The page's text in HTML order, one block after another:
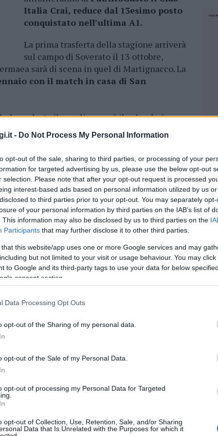
- Do Not Process My Personal Information
opt-out of the sale, sharing to third parties, or processing of your
for targeted advertising by us, please use the below opt-out
selection. Please note that after your opt-out request is processed
interest-based ads based on personal information utilized by us
to third parties prior to your opt-out. You may separately
of your personal information by third parties on the IAB’s list of
This information may also be disclosed by us to third parties on the
Participants that may further disclose it to other third parties.
that this website/app uses one or more Google services and may
but not limited to your visit or usage behaviour. You may
to Google and its third-party tags to use your data for below
consent section.
Data Processing Opt Outs
opt-out of the Sharing of my personal data.
opt-out of the Sale of my Personal Data.
opt-out of processing my Personal Data for Targeted
opt-out of Collection, Use, Retention, Sale, and/or Sharing
Data that Is Unrelated with the Purposes for which it
Italia Crai, reduce dal 13esimo posto
conquistato nell’ultima A1.
La prima trasferta della stagione arriverà
sul campo di Soverato il 13 ottobre,
sarà di scena in quel di Martignacco. La
con il match in casa di San
Anile analizza così il calendario
fatto di poter
affrontare la prima partita
vittoria rappresenterebbe un buon viatico
vogliamo assolutamente cancellare dalla
lasciato dall’ultima stagione. Valuto
subito il Club Italia: si tratta
lo più rinnovata, che dovrà ancora
nel girone di ritorno, mentre in
scotto dell’inesperienza. Questo, però,non
sottogamba”.
dei periodi che potrebbero segnare, in un
regular season: “Ci saranno due momenti
diversi impegni ravvicinati – spiega
novembre, quando giocheremo contro la
e poi durante il periodo natalizio, quando si
Poule Promozione e Coppa Italia”. Anile
per questi due obiettivi. Crediamo di poterli
partite ravvicinate ci v
pre season: “A differenza dello scorso anno
– sottolinea – per questo stiamo
Abbiamo già contattato alcune squadre
delle amichevoli nel mese di